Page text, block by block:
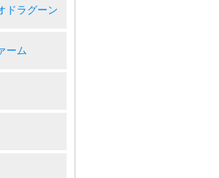
ドラグーン
ーム